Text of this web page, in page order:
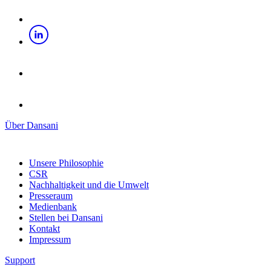
Über Dansani
Unsere Philosophie
CSR
Nachhaltigkeit und die Umwelt
Presseraum
Medienbank
Stellen bei Dansani
Kontakt
Impressum
Support